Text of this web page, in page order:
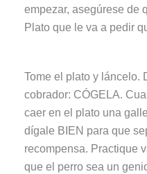
empezar, asegúrese de
Plato que le va a pedir
Tome el plato y láncelo.
cobrador: CÓGELA.
caer en el plato una
dígale BIEN para que
recompensa. Practique
que el perro sea un